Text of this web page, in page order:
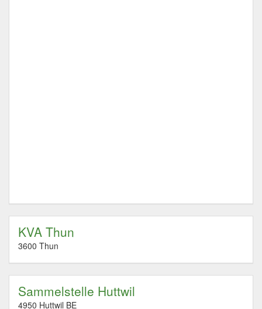
KVA Thun
3600 Thun
Sammelstelle Huttwil
4950 Huttwil BE